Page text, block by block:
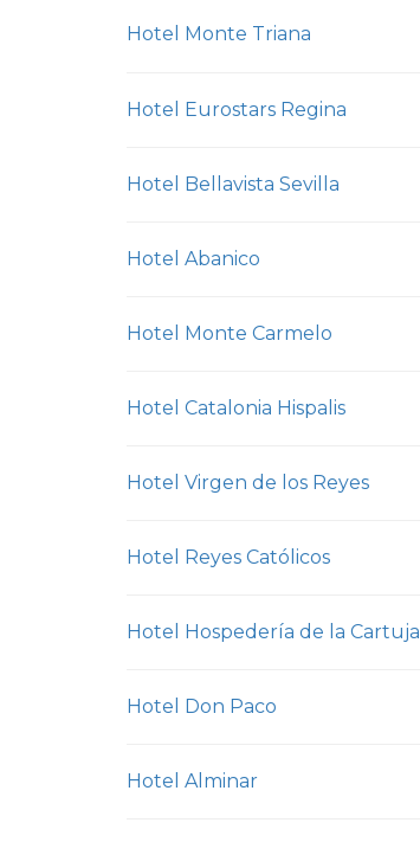
Hotel Monte Triana
Hotel Eurostars Regina
Hotel Bellavista Sevilla
Hotel Abanico
Hotel Monte Carmelo
Hotel Catalonia Hispalis
Hotel Virgen de los Reyes
Hotel Reyes Católicos
Hotel Hospedería de la Cartuja
Hotel Don Paco
Hotel Alminar